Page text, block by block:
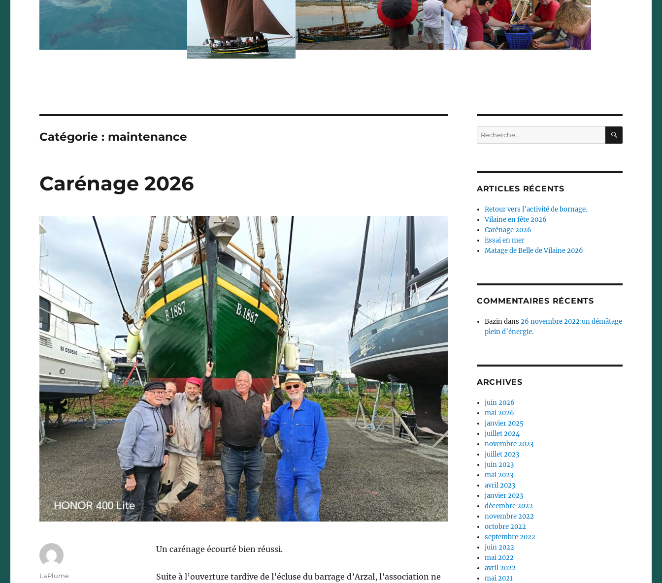
Catégorie : maintenance
Carénage 2026
Un carénage écourté bien réussi.
Suite à l’ouverture tardive de l’écluse du barrage d’Arzal, l’association ne
Auteur
LaPlume
Recherche
pour :
ARTICLES RÉCENTS
Retour vers l’activité de bornage.
Vilaine en fête 2026
Carénage 2026
Essai en mer
Matage de Belle de Vilaine 2026
COMMENTAIRES RÉCENTS
Bazindans26 novembre 2022:un démâtage
plein d’énergie.
ARCHIVES
juin 2026
mai 2026
janvier 2025
juillet 2024
novembre 2023
juillet 2023
juin 2023
mai 2023
avril 2023
janvier 2023
décembre 2022
novembre 2022
octobre 2022
septembre 2022
juin 2022
mai 2022
avril 2022
mai 2021